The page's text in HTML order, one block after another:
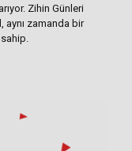
Zihin Günleri
aynı zamanda bir